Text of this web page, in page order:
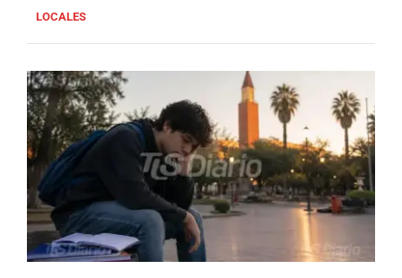
LOCALES